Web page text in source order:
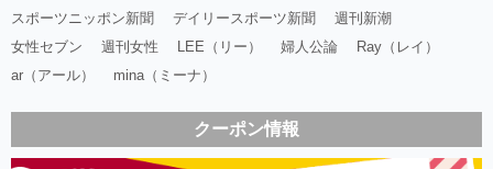
スポーツニッポン新聞 デイリースポーツ新聞
週刊新潮
女性セブン
週刊女性 LEE（リー） 婦人公論
Ray（レイ）
ar（アール）
mina（ミーナ）
クーポン情報